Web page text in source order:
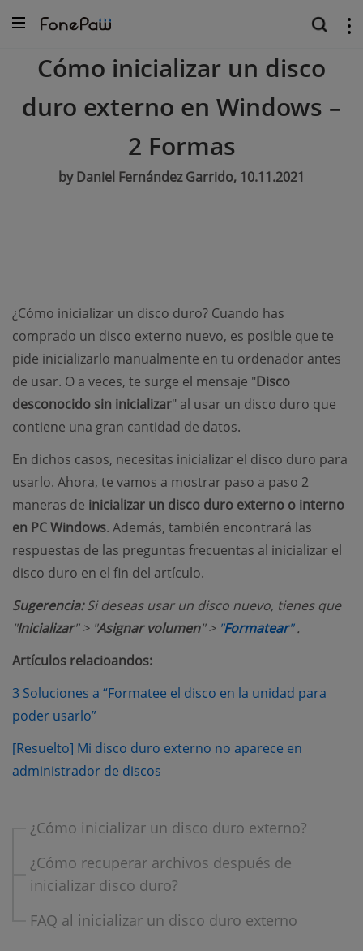
Cómo inicializar un disco
duro externo en Windows –
2 Formas
by Daniel Fernández Garrido, 10.11.2021
¿Cómo inicializar un disco duro? Cuando has
comprado un disco externo nuevo, es posible que te
pide inicializarlo manualmente en tu ordenador antes
de usar. O a veces, te surge el mensaje "Disco
desconocido sin inicializar" al usar un disco duro que
contiene una gran cantidad de datos.
En dichos casos, necesitas inicializar el disco duro para
usarlo. Ahora, te vamos a mostrar paso a paso 2
maneras de inicializar un disco duro externo o interno
en PC Windows. Además, también encontrará las
respuestas de las preguntas frecuentas al inicializar el
disco duro en el fin del artículo.
Sugerencia:Si deseas usar un disco nuevo, tienes que
"Inicializar" > "Asignar volumen" > "Formatear" (opens
.
Artículos relacioandos:
3 Soluciones a “Formatee el disco en la unidad para
poder usarlo”(opens new window)
[Resuelto] Mi disco duro externo no aparece en
administrador de discos
¿Cómo inicializar un disco duro externo?
¿Cómo recuperar archivos después de
inicializar disco duro?
FAQ al inicializar un disco duro externo